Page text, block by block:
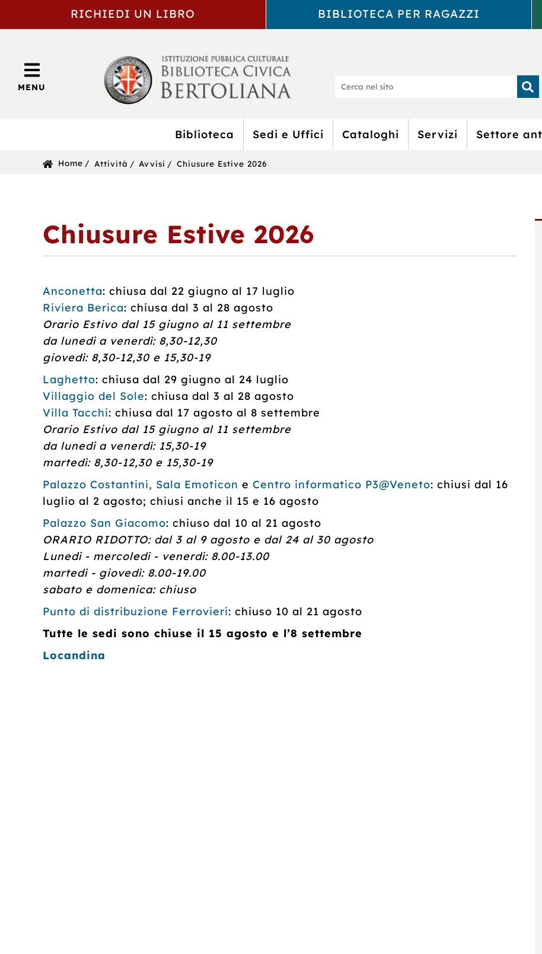
BIBLIOTECA
RICHIEDI UN LIBRO BIBLIOTECA PER RAGAZZI
MENU
Biblioteca
Cerca
nel
Biblioteca Sedi e Uffici Cataloghi Servizi Settore
Sei Home Attività Avvisi Chiusure Estive 2026
Chiusure Estive 2026
Anconetta: chiusa dal 22 giugno al 17 luglio
Riviera Berica: chiusa dal 3 al 28 agosto
Orario Estivo dal 15 giugno al 11 settembre
da lunedì a venerdì: 8,30-12,30
giovedì: 8,30-12,30 e 15,30-19
Laghetto: chiusa dal 29 giugno al 24 luglio
Villaggio del Sole: chiusa dal 3 al 28 agosto
Villa Tacchi: chiusa dal 17 agosto al 8 settembre
Orario Estivo dal 15 giugno al 11 settembre
da lunedì a venerdì: 15,30-19
martedì: 8,30-12,30 e 15,30-19
Palazzo Costantini, Sala Emoticon e Centro informatico P3@Veneto: chiusi dal 16
luglio al 2 agosto; chiusi anche il 15 e 16 agosto
Palazzo San Giacomo: chiuso dal 10 al 21 agosto
ORARIO RIDOTTO: dal 3 al 9 agosto e dal 24 al 30 agosto
Lunedì - mercoledì - venerdì: 8.00-13.00
martedì - giovedì: 8.00-19.00
sabato e domenica: chiuso
Punto di distribuzione Ferrovieri: chiuso 10 al 21 agosto
Tutte le sedi sono chiuse il 15 agosto e l’8 settembre
Locandina